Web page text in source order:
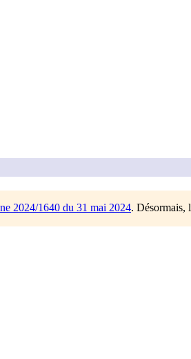
2024/1640 du 31 mai 2024. Désormais,